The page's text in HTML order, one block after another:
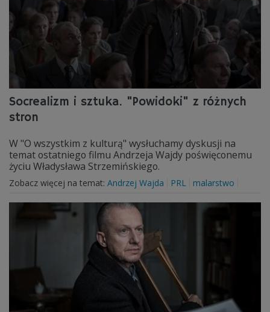
Socrealizm i sztuka. "Powidoki" z różnych
stron
W "O wszystkim z kulturą" wysłuchamy dyskusji na
temat ostatniego filmu Andrzeja Wajdy poświęconemu
życiu Władysława Strzemińskiego.
Zobacz więcej na temat: Andrzej Wajda PRL malarstwo